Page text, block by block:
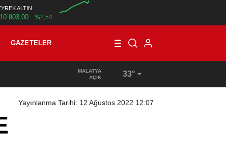
ALTIN
10.903,00 %2,54
GAZETELER
MALATYA
AÇIK
33°
Yayınlanma Tarihi: 12 Ağustos 2022 12:07